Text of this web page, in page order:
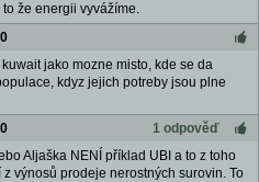
že energii vyvážíme.
jako mozne misto, kde se da
kdyz jejich potreby jsou plne
1 odpověď
Aljaška NENÍ příklad UBI a to z toho
výnosů prodeje nerostných surovin. To